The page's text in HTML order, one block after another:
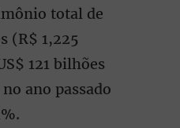
total de
(R$ 1,225
121 bilhões
ano passado